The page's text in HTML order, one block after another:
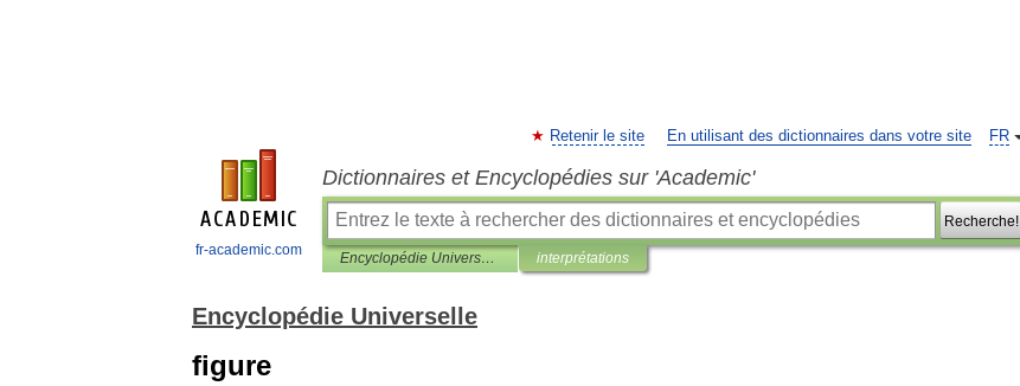
fr-academic.com
FR
Retenir le site En utilisant des dictionnaires dans votre site
Dictionnaires et Encyclopédies sur 'Academic'
Recherche!
Encyclopédie Universelle interprétations
Encyclopédie Universelle
figure